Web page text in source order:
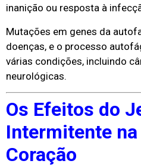
inanição ou resposta à
Mutações em genes da
doenças, e o processo
várias condições, incluindo
neurológicas.
Os Efeitos do
Intermitente na
Coração